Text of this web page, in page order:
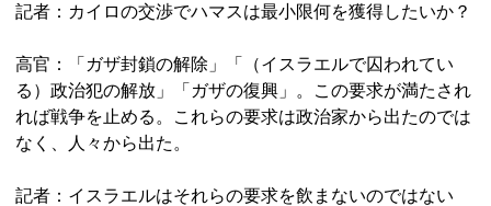
記者：カイロの交渉でハマスは最小限何を獲得したいか？
高官：「ガザ封鎖の解除」「（イスラエルで囚われてい
る）政治犯の解放」「ガザの復興」。この要求が満たされ
れば戦争を止める。これらの要求は政治家から出たのでは
なく、人々から出た。
記者：イスラエルはそれらの要求を飲まないのではない